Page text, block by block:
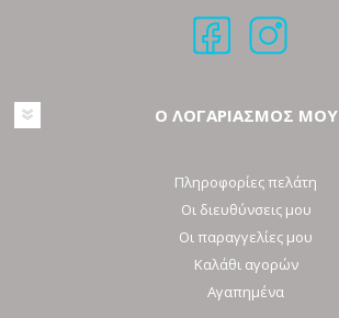
Ο ΛΟΓΑΡΙΑΣΜΟΣ ΜΟΥ
Πληροφορίες πελάτη
Οι διευθύνσεις μου
Οι παραγγελίες μου
Καλάθι αγορών
Αγαπημένα